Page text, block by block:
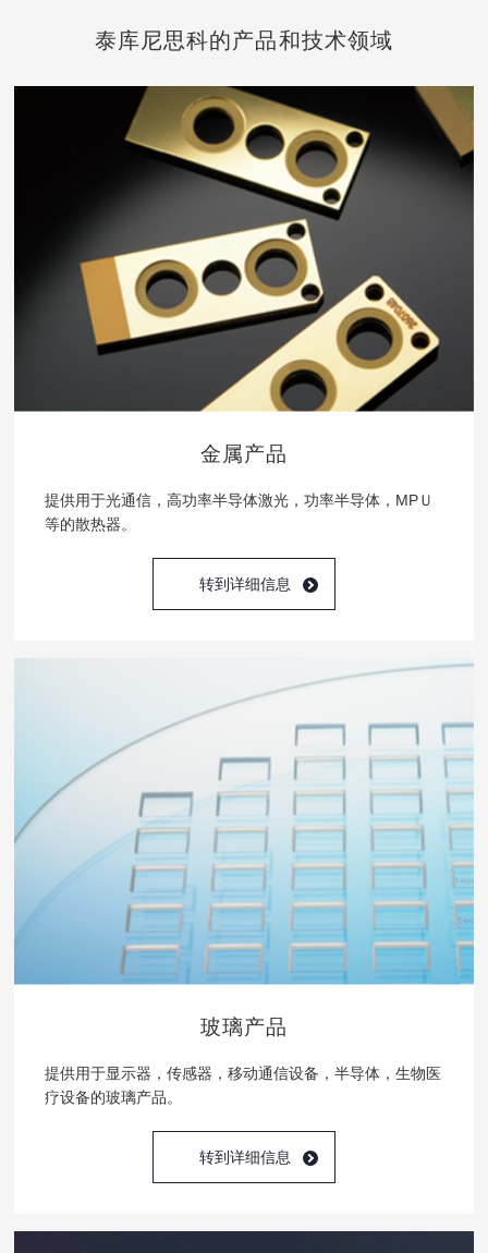
泰库尼思科的产品和技术领域
金属产品
提供用于光通信，高功率半导体激光，功率半导体，MPＵ
等的散热器。
转到详细信息
玻璃产品
提供用于显示器，传感器，移动通信设备，半导体，生物医
疗设备的玻璃产品。
转到详细信息